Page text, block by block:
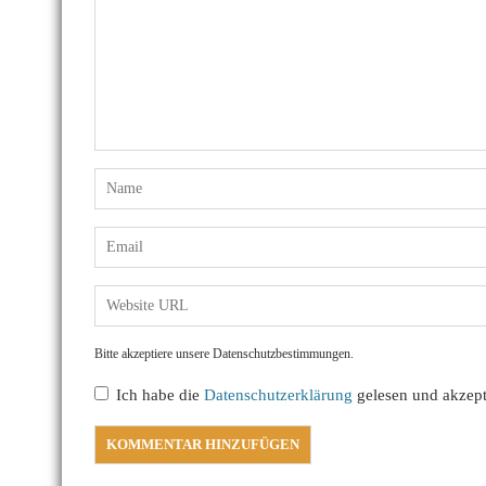
Bitte akzeptiere unsere Datenschutzbestimmungen.
Ich habe die Datenschutzerklärung gelesen und